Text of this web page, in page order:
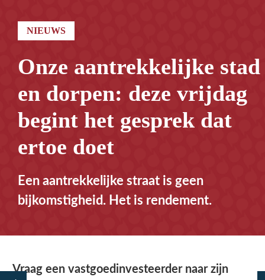
NIEUWS
Onze aantrekkelijke stad
en dorpen: deze vrijdag
begint het gesprek dat
ertoe doet
Een aantrekkelijke straat is geen
bijkomstigheid. Het is rendement.
Vraag een vastgoedinvesteerder naar zijn